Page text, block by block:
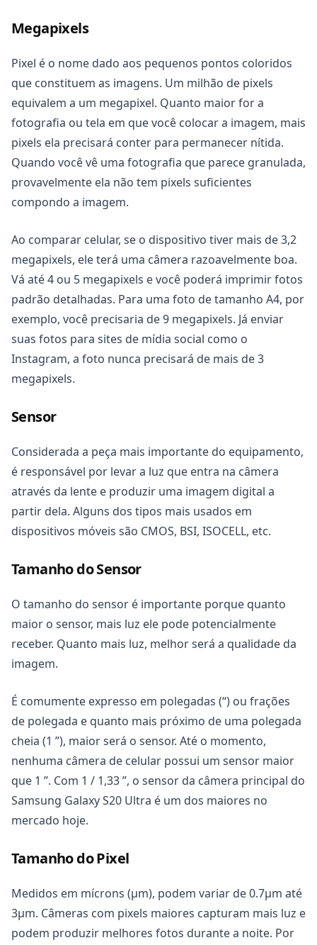
Megapixels
Pixel é o nome dado aos pequenos pontos coloridos
que constituem as imagens. Um milhão de pixels
equivalem a um megapixel. Quanto maior for a
fotografia ou tela em que você colocar a imagem, mais
pixels ela precisará conter para permanecer nítida.
Quando você vê uma fotografia que parece granulada,
provavelmente ela não tem pixels suficientes
compondo a imagem.
Ao comparar celular, se o dispositivo tiver mais de 3,2
megapixels, ele terá uma câmera razoavelmente boa.
Vá até 4 ou 5 megapixels e você poderá imprimir fotos
padrão detalhadas. Para uma foto de tamanho A4, por
exemplo, você precisaria de 9 megapixels. Já enviar
suas fotos para sites de mídia social como o
Instagram, a foto nunca precisará de mais de 3
megapixels.
Sensor
Considerada a peça mais importante do equipamento,
é responsável por levar a luz que entra na câmera
através da lente e produzir uma imagem digital a
partir dela. Alguns dos tipos mais usados em
dispositivos móveis são CMOS, BSI, ISOCELL, etc.
Tamanho do Sensor
O tamanho do sensor é importante porque quanto
maior o sensor, mais luz ele pode potencialmente
receber. Quanto mais luz, melhor será a qualidade da
imagem.
É comumente expresso em polegadas (“) ou frações
de polegada e quanto mais próximo de uma polegada
cheia (1 ”), maior será o sensor. Até o momento,
nenhuma câmera de celular possui um sensor maior
que 1 ”. Com 1 / 1,33 ”, o sensor da câmera principal do
Samsung Galaxy S20 Ultra é um dos maiores no
mercado hoje.
Tamanho do Pixel
Medidos em mícrons (μm), podem variar de 0.7µm até
3µm. Câmeras com pixels maiores capturam mais luz e
podem produzir melhores fotos durante a noite. Por